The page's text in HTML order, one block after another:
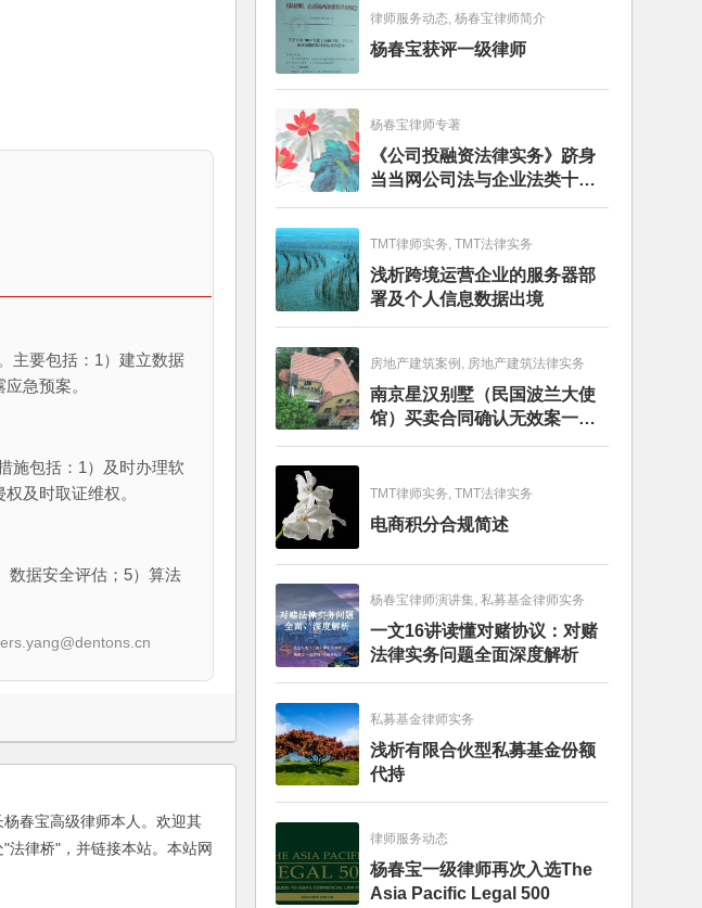
主要包括：1）建立数据
急预案。
施包括：1）及时办理软
及时取证维权。
数据安全评估；5）算法
春宝高级律师本人。欢迎其
法律桥"，并链接本站。本站网
律师服务动态, 杨春宝律师简介
杨春宝获评一级律师
杨春宝律师专著
《公司投融资法律实务》跻身
当当网公司法与企业法类十大
畅销图书榜
TMT律师实务, TMT法律实务
浅析跨境运营企业的服务器部
署及个人信息数据出境
房地产建筑案例, 房地产建筑法律实务
南京星汉别墅（民国波兰大使
馆）买卖合同确认无效案一审
判决书
TMT律师实务, TMT法律实务
电商积分合规简述
杨春宝律师演讲集, 私募基金律师实务
一文16讲读懂对赌协议：对赌
法律实务问题全面深度解析
私募基金律师实务
浅析有限合伙型私募基金份额
代持
律师服务动态
杨春宝一级律师再次入选The
Asia Pacific Legal 500